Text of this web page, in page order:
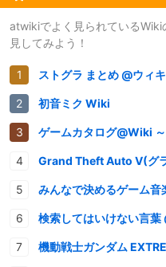
atwikiでよく見られているWiki
見してみよう！
ストグラ まとめ @ウィキ
初音ミク Wiki
ゲームカタログ@Wiki
Grand Theft Auto V(グランドセ
みんなで決めるゲーム
検索してはいけない言葉
機動戦士ガンダム